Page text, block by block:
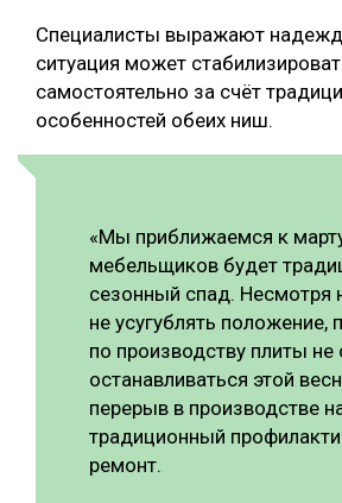
Специалисты выражают
ситуация может
самостоятельно за счёт
особенностей обеих ниш.
«Мы приближаемся к
мебельщиков будет
сезонный спад. Несмотря
не усугублять положение,
по производству плиты
останавливаться этой
перерыв в производстве
традиционный
ремонт.